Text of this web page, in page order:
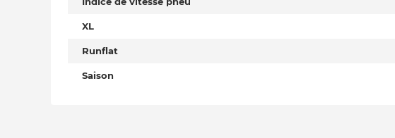
XL
Runflat
Saison